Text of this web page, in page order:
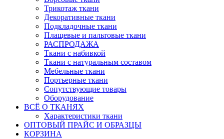
Трикотаж ткани
Декоративные ткани
Подкладочные ткани
Плащевые и пальтовые ткани
РАСПРОДАЖА
Ткани с набивкой
Ткани с натуральным составом
Мебельные ткани
Портьерные ткани
Сопутствующие товары
Оборудование
ВСЁ О ТКАНЯХ
Характеристики ткани
ОПТОВЫЙ ПРАЙС И ОБРАЗЦЫ
КОРЗИНА